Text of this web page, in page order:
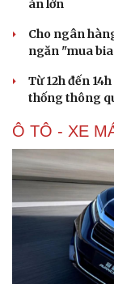
Du lịch
án lớn
Cho ngân
ngăn "mua
Từ 12h đến
thống thông
Ô TÔ - XE